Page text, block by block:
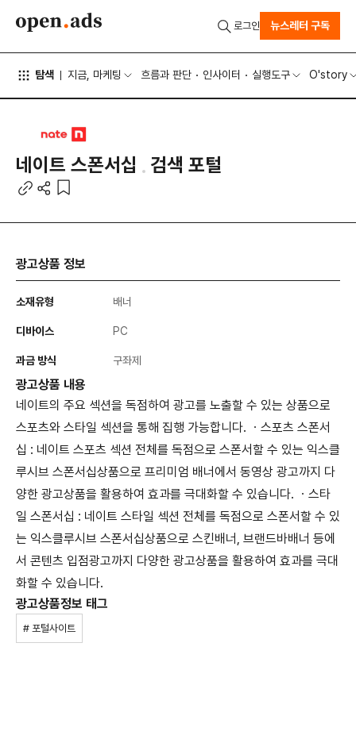
탐색 지금, 마케팅 흐름과 판단 인사이터 실행도구 O'story
로그인 뉴스레터 구독
네이트 스폰서십 검색 포털
광고상품 정보
소재유형 배너
디바이스 PC
과금 방식 구좌제
광고상품 내용
네이트의 주요 섹션을 독점하여 광고를 노출할 수 있는 상품으로
스포츠와 스타일 섹션을 통해 집행 가능합니다. ㆍ스포츠 스폰서
십 : 네이트 스포츠 섹션 전체를 독점으로 스폰서할 수 있는 익스클
루시브 스폰서십상품으로 프리미엄 배너에서 동영상 광고까지 다
양한 광고상품을 활용하여 효과를 극대화할 수 있습니다. ㆍ스타
일 스폰서십 : 네이트 스타일 섹션 전체를 독점으로 스폰서할 수 있
는 익스클루시브 스폰서십상품으로 스킨배너, 브랜드바배너 등에
서 콘텐츠 입점광고까지 다양한 광고상품을 활용하여 효과를 극대
화할 수 있습니다.
광고상품정보 태그
# 포털사이트